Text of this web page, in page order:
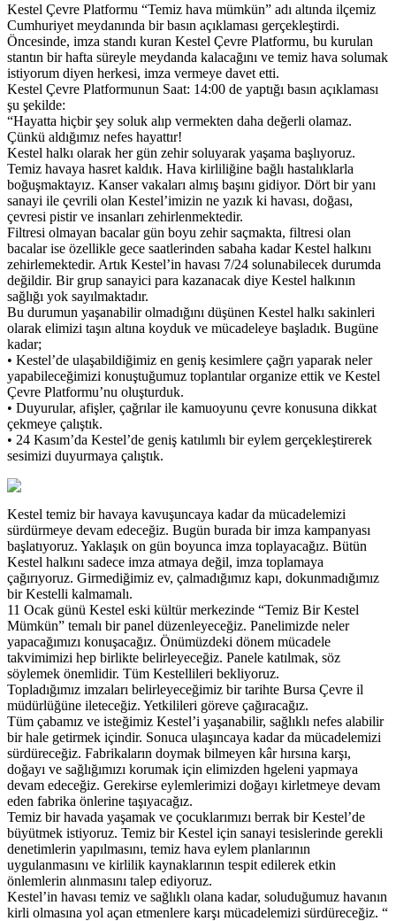
Kestel Çevre Platformu “Temiz hava mümkün” adı altında ilçemiz
Cumhuriyet meydanında bir basın açıklaması gerçekleştirdi.
Öncesinde, imza standı kuran Kestel Çevre Platformu, bu kurulan
stantın bir hafta süreyle meydanda kalacağını ve temiz hava solumak
istiyorum diyen herkesi, imza vermeye davet etti.
Kestel Çevre Platformunun Saat: 14:00 de yaptığı basın açıklaması
şu şekilde:
“Hayatta hiçbir şey soluk alıp vermekten daha değerli olamaz.
Çünkü aldığımız nefes hayattır!
Kestel halkı olarak her gün zehir soluyarak yaşama başlıyoruz.
Temiz havaya hasret kaldık. Hava kirliliğine bağlı hastalıklarla
boğuşmaktayız. Kanser vakaları almış başını gidiyor. Dört bir yanı
sanayi ile çevrili olan Kestel’imizin ne yazık ki havası, doğası,
çevresi pistir ve insanları zehirlenmektedir.
Filtresi olmayan bacalar gün boyu zehir saçmakta, filtresi olan
bacalar ise özellikle gece saatlerinden sabaha kadar Kestel halkını
zehirlemektedir. Artık Kestel’in havası 7/24 solunabilecek durumda
değildir. Bir grup sanayici para kazanacak diye Kestel halkının
sağlığı yok sayılmaktadır.
Bu durumun yaşanabilir olmadığını düşünen Kestel halkı sakinleri
olarak elimizi taşın altına koyduk ve mücadeleye başladık. Bugüne
kadar;
• Kestel’de ulaşabildiğimiz en geniş kesimlere çağrı yaparak neler
yapabileceğimizi konuştuğumuz toplantılar organize ettik ve Kestel
Çevre Platformu’nu oluşturduk.
• Duyurular, afişler, çağrılar ile kamuoyunu çevre konusuna dikkat
çekmeye çalıştık.
• 24 Kasım’da Kestel’de geniş katılımlı bir eylem gerçekleştirerek
sesimizi duyurmaya çalıştık.
Kestel temiz bir havaya kavuşuncaya kadar da mücadelemizi
sürdürmeye devam edeceğiz. Bugün burada bir imza kampanyası
başlatıyoruz. Yaklaşık on gün boyunca imza toplayacağız. Bütün
Kestel halkını sadece imza atmaya değil, imza toplamaya
çağırıyoruz. Girmediğimiz ev, çalmadığımız kapı, dokunmadığımız
bir Kestelli kalmamalı.
11 Ocak günü Kestel eski kültür merkezinde “Temiz Bir Kestel
Mümkün” temalı bir panel düzenleyeceğiz. Panelimizde neler
yapacağımızı konuşacağız. Önümüzdeki dönem mücadele
takvimimizi hep birlikte belirleyeceğiz. Panele katılmak, söz
söylemek önemlidir. Tüm Kestellileri bekliyoruz.
Topladığımız imzaları belirleyeceğimiz bir tarihte Bursa Çevre il
müdürlüğüne ileteceğiz. Yetkilileri göreve çağıracağız.
Tüm çabamız ve isteğimiz Kestel’i yaşanabilir, sağlıklı nefes alabilir
bir hale getirmek içindir. Sonuca ulaşıncaya kadar da mücadelemizi
sürdüreceğiz. Fabrikaların doymak bilmeyen kâr hırsına karşı,
doğayı ve sağlığımızı korumak için elimizden hgeleni yapmaya
devam edeceğiz. Gerekirse eylemlerimizi doğayı kirletmeye devam
eden fabrika önlerine taşıyacağız.
Temiz bir havada yaşamak ve çocuklarımızı berrak bir Kestel’de
büyütmek istiyoruz. Temiz bir Kestel için sanayi tesislerinde gerekli
denetimlerin yapılmasını, temiz hava eylem planlarının
uygulanmasını ve kirlilik kaynaklarının tespit edilerek etkin
önlemlerin alınmasını talep ediyoruz.
Kestel’in havası temiz ve sağlıklı olana kadar, soluduğumuz havanın
kirli olmasına yol açan etmenlere karşı mücadelemizi sürdüreceğiz. “